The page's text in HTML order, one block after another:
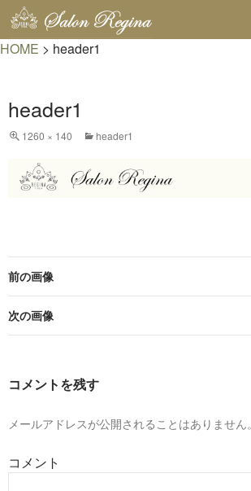
検
索
HOME > header1
header1
1260 × 140 header1
前の画像
次の画像
コメントを残す
メールアドレスが公開されることはありません。
コメント